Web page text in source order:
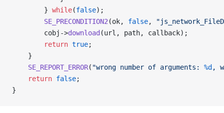
        }
while(false);
        SE_PRECONDITION2
(ok, false,
        cobj->
download (url, path, callback);
        return
true;
    }
    SE_REPORT_ERROR
( "wrong number of arguments: %d,
    return
false;
}